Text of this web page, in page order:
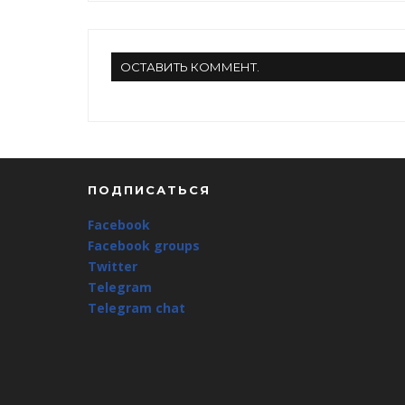
ОСТАВИТЬ КОММЕНТ.
ПОДПИСАТЬСЯ
Facebook
Facebook groups
Twitter
Telegram
Telegram chat